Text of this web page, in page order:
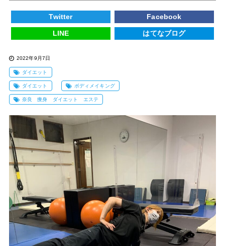
Twitter Facebook
LINE はてなブログ
2022年9月7日
ダイエット
ダイエット ボディメイキング
奈良 痩身 ダイエット エステ